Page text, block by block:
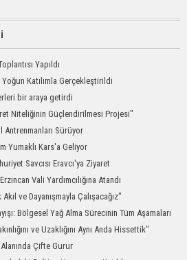
Yapıldı
Katılımla Gerçekleştirildi
bir araya getirdi
Niteliğinin Güçlendirilmesi Projesi"
Antrenmanları Sürüyor
Yumaklı Kars'a Geliyor
Savcısı Eravcı'ya Ziyaret
Vali Yardımcılığına Atandı
ve Dayanışmayla Çalışacağız"
Bölgesel Yağ Alma Sürecinin Tüm Aşamaları
ve Uzaklığını Aynı Anda Hissettik"
Çifte Gurur